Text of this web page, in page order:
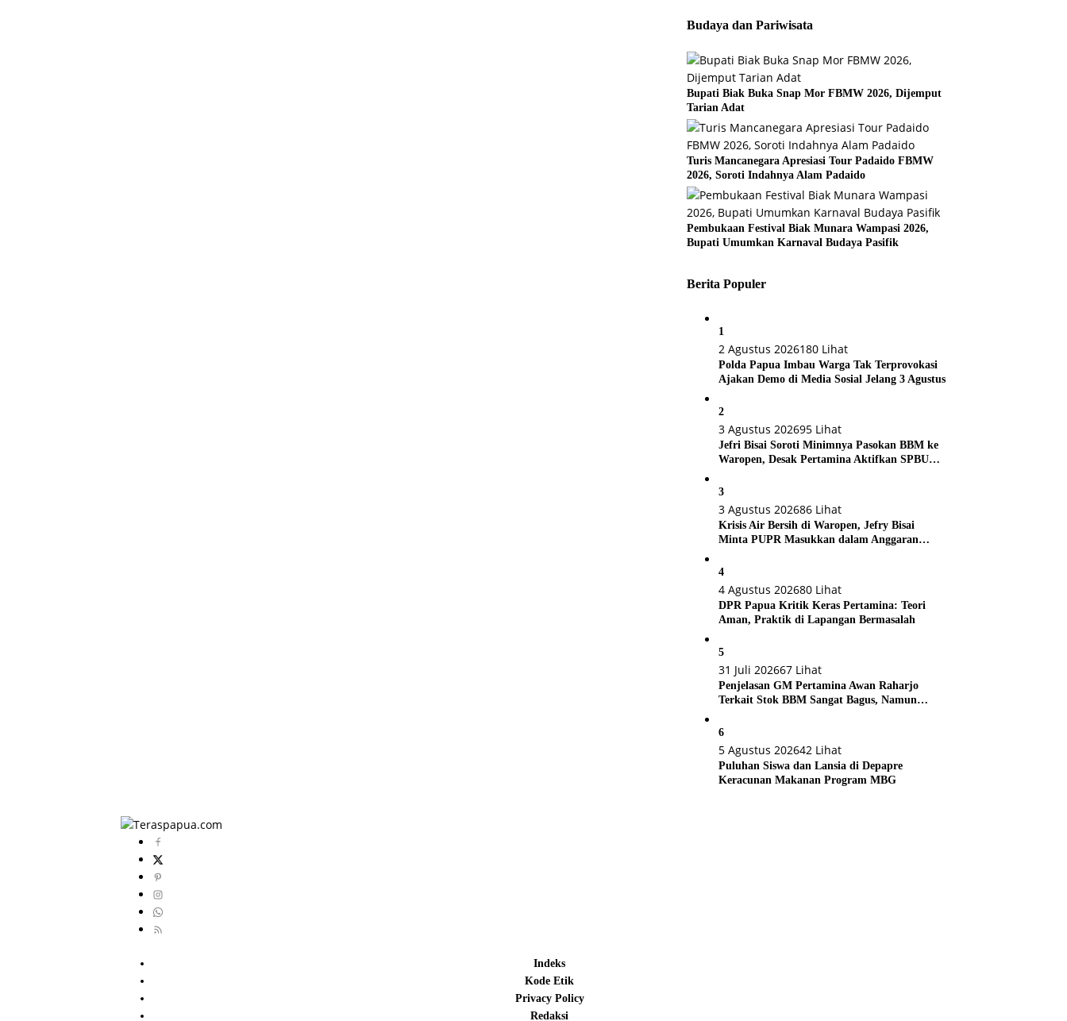
Budaya dan Pariwisata
Bupati Biak Buka Snap Mor FBMW 2026, Dijemput
Tarian Adat
Turis Mancanegara Apresiasi Tour Padaido FBMW
2026, Soroti Indahnya Alam Padaido
Pembukaan Festival Biak Munara Wampasi 2026,
Bupati Umumkan Karnaval Budaya Pasifik
Berita Populer
1
2 Agustus 2026180 Lihat
Polda Papua Imbau Warga Tak Terprovokasi
Ajakan Demo di Media Sosial Jelang 3 Agustus
2
3 Agustus 202695 Lihat
Jefri Bisai Soroti Minimnya Pasokan BBM ke
Waropen, Desak Pertamina Aktifkan SPBU
3
3 Agustus 202686 Lihat
Krisis Air Bersih di Waropen, Jefry Bisai
Minta PUPR Masukkan dalam Anggaran
4
4 Agustus 202680 Lihat
DPR Papua Kritik Keras Pertamina: Teori
Aman, Praktik di Lapangan Bermasalah
5
31 Juli 202667 Lihat
Penjelasan GM Pertamina Awan Raharjo
Terkait Stok BBM Sangat Bagus, Namun
6
5 Agustus 202642 Lihat
Puluhan Siswa dan Lansia di Depapre
Keracunan Makanan Program MBG
Indeks
Kode Etik
Privacy Policy
Redaksi